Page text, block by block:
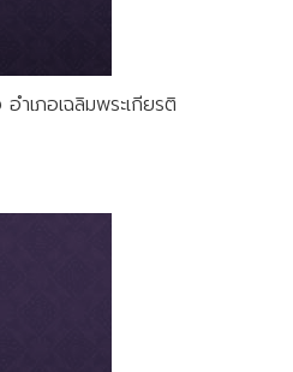
ำเภอเฉลิมพระเกียรติ